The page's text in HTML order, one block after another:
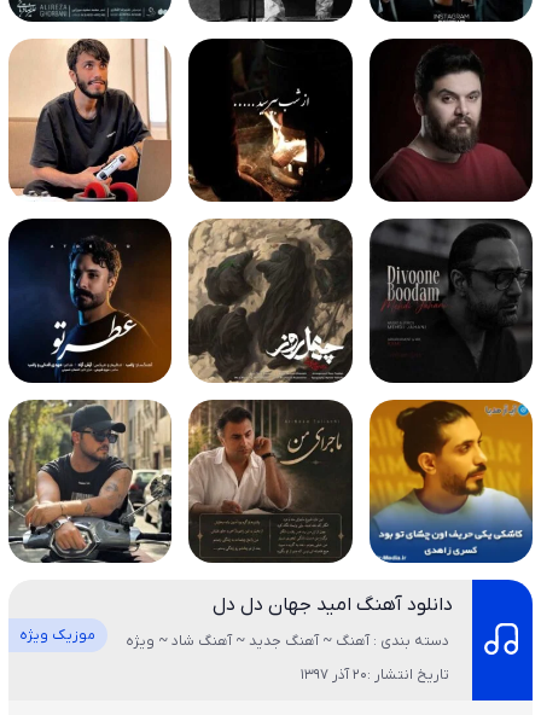
دانلود آهنگ امید جهان دل دل
موزیک ویژه
دسته بندی : آهنگ ~ آهنگ جدید ~ آهنگ شاد ~ ویژه
تاریخ انتشار :20 آذر 1397